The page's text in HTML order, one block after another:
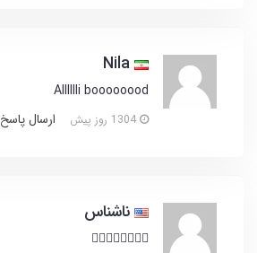
Nila
Alllllli boooooood
ارسال پاسخ
ناشناس
👍🏽👍🏽👍🏽👍🏽